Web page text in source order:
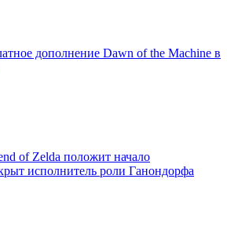
дополнение Dawn of the Machine в
of Zelda положит начало
исполнитель роли Ганондорфа